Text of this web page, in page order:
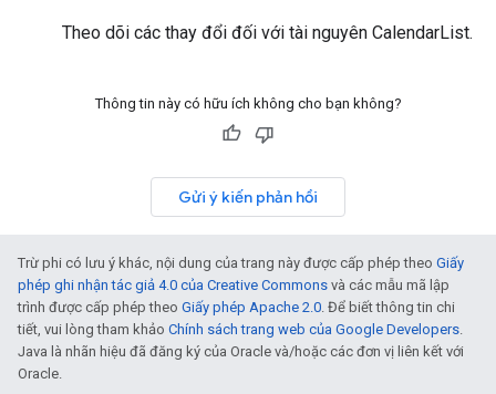
Theo dõi các thay đổi đối với tài nguyên CalendarList.
Thông tin này có hữu ích không cho bạn không?
Gửi ý kiến phản hồi
Trừ phi có lưu ý khác, nội dung của trang này được cấp phép theo Giấy
phép ghi nhận tác giả 4.0 của Creative Commons và các mẫu mã lập
trình được cấp phép theo Giấy phép Apache 2.0. Để biết thông tin chi
tiết, vui lòng tham khảo Chính sách trang web của Google Developers.
Java là nhãn hiệu đã đăng ký của Oracle và/hoặc các đơn vị liên kết với
Oracle.